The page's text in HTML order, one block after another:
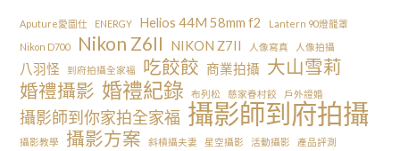
Aputure愛圖仕 ENERGY Helios 44M 58mm f2
Lantern 90燈籠罩
Nikon D700
Nikon Z6II NIKON Z7II 人像寫真 人像拍攝
八羽怪 到府拍攝全家福 吃餃餃 商業拍攝 大山雪莉
婚禮攝影 婚禮紀錄 布列松 慈家眷村餃 戶外證婚
攝影師到你家拍全家福 攝影師到府拍攝
攝影教學 攝影方案 斜槓攝夫妻 星空攝影 活動攝影 產品評測